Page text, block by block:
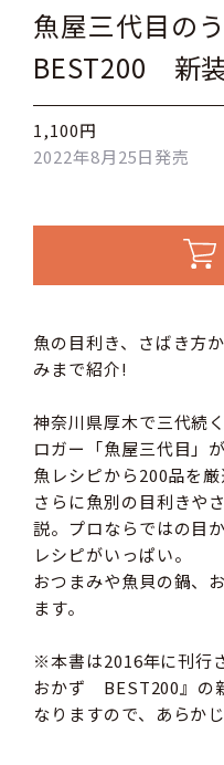
魚屋三代目の
BEST200 新
1,100円
2022年8月25日発売
魚の目利き、さばき方
みまで紹介!
神奈川県厚木で三代続
ロガー「魚屋三代目」
魚レシピから200品を厳
さらに魚別の目利きや
説。プロならではの目
レシピがいっぱい。
おつまみや魚貝の鍋、
ます。
※本書は2016年に刊行
おかず BEST200』の
なりますので、あらか